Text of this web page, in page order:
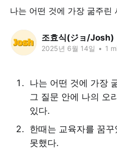
나는 어떤 것에 가장 굶주린
조효식(ジョ/Josh)
2025년 6월 14일 • 1
나는 어떤 것에 가장
그 질문 안에 나의 오
있다.
한때는 교육자를 꿈
못했다.